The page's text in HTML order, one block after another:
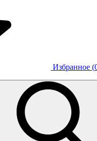
Избранное (